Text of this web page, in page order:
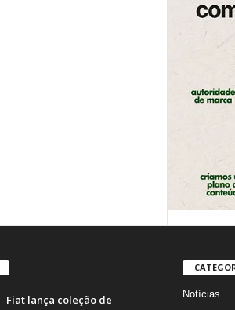
Fiat lança coleção de
Notícias